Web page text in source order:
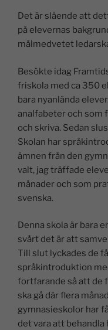
k
e
dI
n
c
e
o
o
k
at
s
A
p
p
Det är slående att
på elevernas
målmedvetet
Besökte idag
friskola med ca 350
bara nyanlända
analfabeter och som
och skriva. Sedan
Skolan har
ämnen från den
valt, jag träffade
månader och som
svenska.
Denna skola är bara
svårt det är att
Till slut lyckades de
språkintroduktion
fortfarande så att de
ska gå där flera
gymnasieskolor har
det vara att behandla